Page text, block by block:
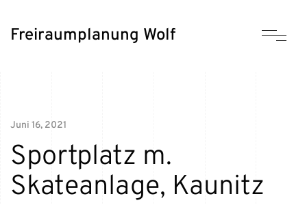
Freiraumplanung Wolf
Juni 16, 2021
Sportplatz m.
Skateanlage, Kaunitz